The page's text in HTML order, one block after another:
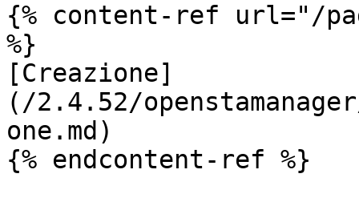
{% content-ref url="/
%}
[Creazione]
(/2.4.52/
one.md)
{% endcontent-ref %}